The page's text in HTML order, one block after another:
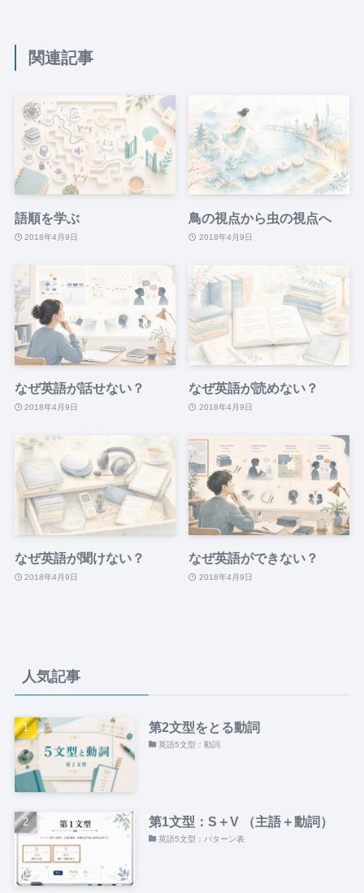
関連記事
語順を学ぶ
2018年4月9日
鳥の視点から虫の視点へ
2018年4月9日
なぜ英語が話せない？
2018年4月9日
なぜ英語が読めない？
2018年4月9日
なぜ英語が聞けない？
2018年4月9日
なぜ英語ができない？
2018年4月9日
人気記事
第2文型をとる動詞
英語5文型：動詞
第1文型：S＋V （主語＋動詞）
英語5文型：パターン表